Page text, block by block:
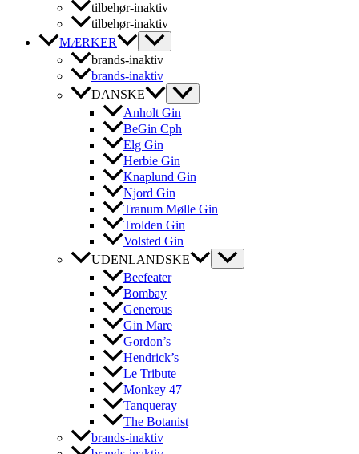
tilbehør-inaktiv
tilbehør-inaktiv
MÆRKER
brands-inaktiv
brands-inaktiv
DANSKE
Anholt Gin
BeGin Cph
Elg Gin
Herbie Gin
Knaplund Gin
Njord Gin
Tranum Mølle Gin
Trolden Gin
Volsted Gin
UDENLANDSKE
Beefeater
Bombay
Generous
Gin Mare
Gordon’s
Hendrick’s
Le Tribute
Monkey 47
Tanqueray
The Botanist
brands-inaktiv